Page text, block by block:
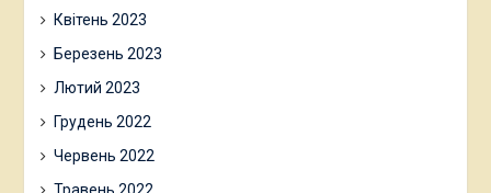
Квітень 2023
Березень 2023
Лютий 2023
Грудень 2022
Червень 2022